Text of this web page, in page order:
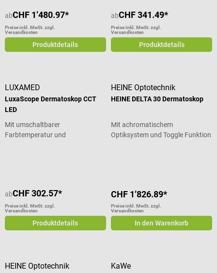
abCHF 1’480.97*
Preise inkl. MwSt. zzgl.
Versandkosten
Produktdetails
abCHF 341.49*
Preise inkl. MwSt. zzgl.
Versandkosten
Produktdetails
LUXAMED
LuxaScope Dermatoskop CCT
LED
Mit umschaltbarer
Farbtemperatur und
abCHF 302.57*
Preise inkl. MwSt. zzgl.
Versandkosten
Produktdetails
HEINE Optotechnik
HEINE DELTA 30 Dermatoskop
Mit achromatischem
Optiksystem und Toggle Funktion
CHF 1’826.89*
Preise inkl. MwSt. zzgl.
Versandkosten
In den Warenkorb
HEINE Optotechnik KaWe